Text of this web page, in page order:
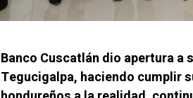
Banco Cuscatlán dio apertura a
Tegucigalpa, haciendo cumplir